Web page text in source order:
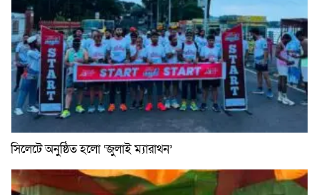
সিলেটে অনুষ্ঠিত হলো ‘জুলাই ম্যারাথন’